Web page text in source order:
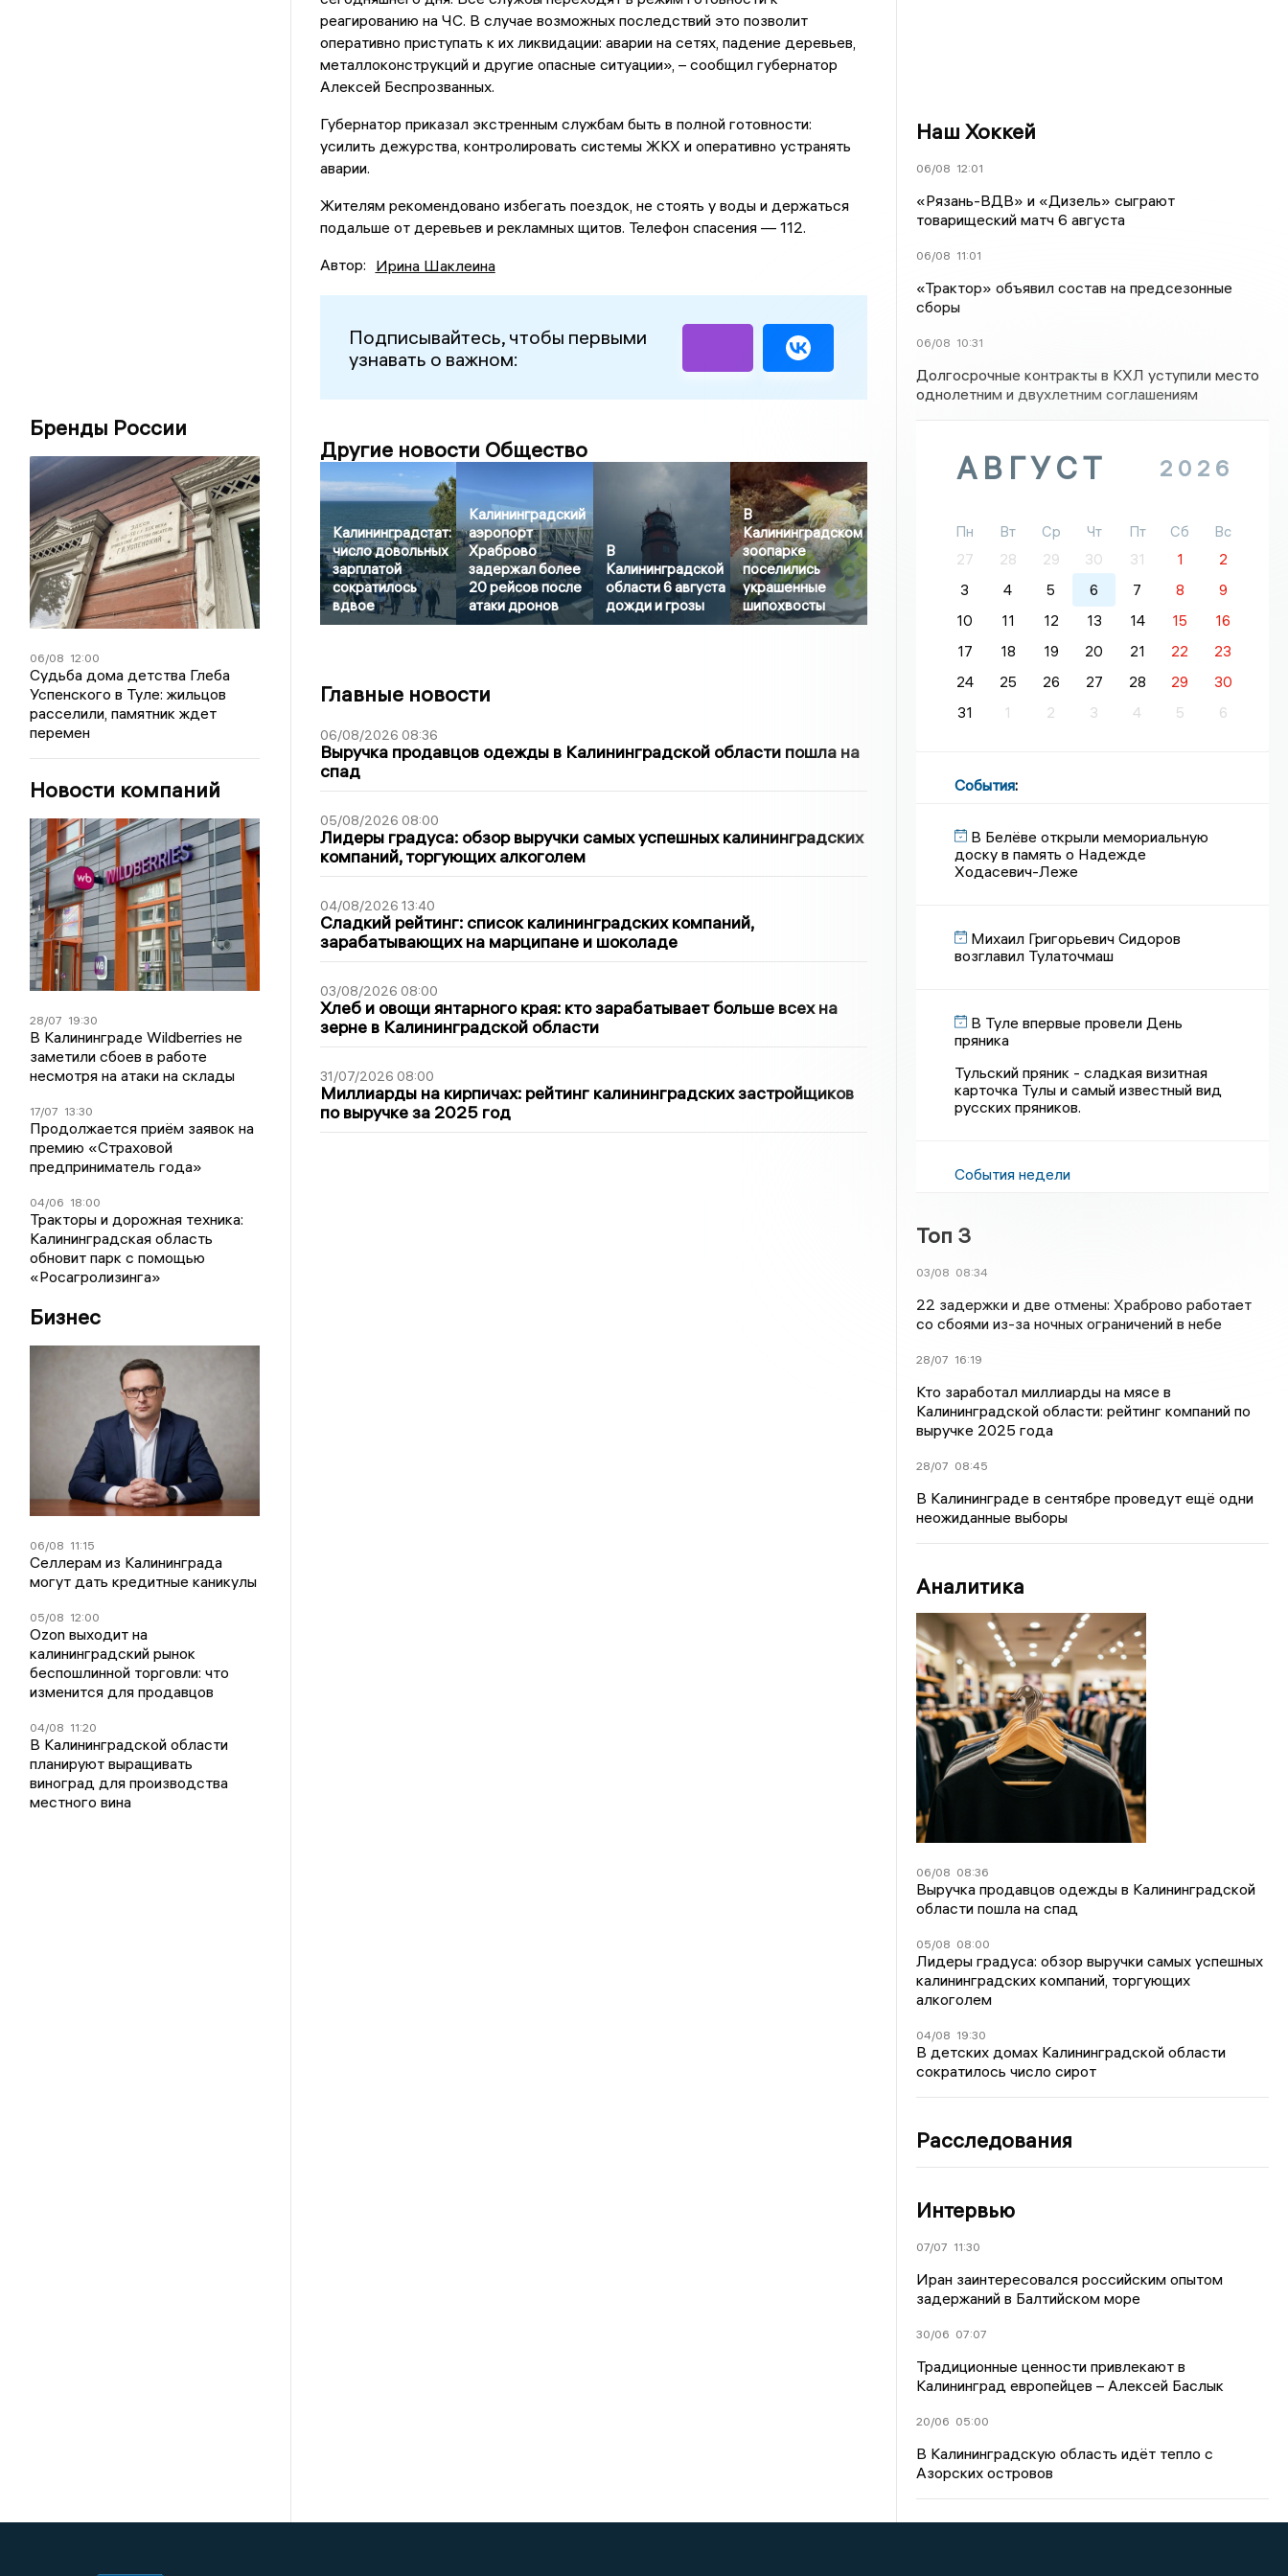
Бренды России
06/08 12:00
Судьба дома детства Глеба
Успенского в Туле: жильцов
расселили, памятник ждет
перемен
Новости компаний
28/07 19:30
В Калининграде Wildberries не
заметили сбоев в работе
несмотря на атаки на склады
17/07 13:30
Продолжается приём заявок на
премию «Страховой
предприниматель года»
04/06 18:00
Тракторы и дорожная техника:
Калининградская область
обновит парк с помощью
«Росагролизинга»
Бизнес
06/08 11:15
Селлерам из Калининграда
могут дать кредитные каникулы
05/08 12:00
Ozon выходит на
калининградский рынок
беспошлинной торговли: что
изменится для продавцов
04/08 11:20
В Калининградской области
планируют выращивать
виноград для производства
местного вина
реагированию на ЧС. В случае возможных последствий это позволит
оперативно приступать к их ликвидации: аварии на сетях, падение деревьев,
металлоконструкций и другие опасные ситуации», – сообщил губернатор
Алексей Беспрозванных.
Губернатор приказал экстренным службам быть в полной готовности:
усилить дежурства, контролировать системы ЖКХ и оперативно устранять
аварии.
Жителям рекомендовано избегать поездок, не стоять у воды и держаться
подальше от деревьев и рекламных щитов. Телефон спасения — 112.
Автор: Ирина Шаклеина
Подписывайтесь, чтобы первыми
узнавать о важном:
Другие новости Общество
Калининградстат:
число довольных
зарплатой
сократилось
вдвое
Калининградский
аэропорт
Храброво
задержал более
20 рейсов после
атаки дронов
В
Калининградской
области 6 августа
дожди и грозы
В
Калининградском
зоопарке
поселились
украшенные
шипохвосты
Главные новости
06/08/2026 08:36
Выручка продавцов одежды в Калининградской области пошла на
спад
05/08/2026 08:00
Лидеры градуса: обзор выручки самых успешных калининградских
компаний, торгующих алкоголем
04/08/2026 13:40
Сладкий рейтинг: список калининградских компаний,
зарабатывающих на марципане и шоколаде
03/08/2026 08:00
Хлеб и овощи янтарного края: кто зарабатывает больше всех на
зерне в Калининградской области
31/07/2026 08:00
Миллиарды на кирпичах: рейтинг калининградских застройщиков
по выручке за 2025 год
Наш Хоккей
06/08 12:01
«Рязань-ВДВ» и «Дизель» сыграют
товарищеский матч 6 августа
06/08 11:01
«Трактор» объявил состав на предсезонные
сборы
06/08 10:31
Долгосрочные контракты в КХЛ уступили место
однолетним и двухлетним соглашениям
АВГУСТ 2026
Пн Вт Ср Чт Пт Сб
Вс
27
28 29 30 31 1
2
3
4 5 6 7 8
9
10
11 12 13 14 15
16
17
18 19 20 21 22
23
24
25 26 27 28 29
30
31
1 2 3 4 5 6
События:
В Белёве открыли мемориальную
доску в память о Надежде
Ходасевич-Леже
Михаил Григорьевич Сидоров
возглавил Тулаточмаш
В Туле впервые провели День
пряника
Тульский пряник - сладкая визитная
карточка Тулы и самый известный вид
русских пряников.
События недели
Топ 3
03/08 08:34
22 задержки и две отмены: Храброво работает
со сбоями из-за ночных ограничений в небе
28/07 16:19
Кто заработал миллиарды на мясе в
Калининградской области: рейтинг компаний по
выручке 2025 года
28/07 08:45
В Калининграде в сентябре проведут ещё одни
неожиданные выборы
Аналитика
06/08 08:36
Выручка продавцов одежды в Калининградской
области пошла на спад
05/08 08:00
Лидеры градуса: обзор выручки самых успешных
калининградских компаний, торгующих
алкоголем
04/08 19:30
В детских домах Калининградской области
сократилось число сирот
Расследования
Интервью
07/07 11:30
Иран заинтересовался российским опытом
задержаний в Балтийском море
30/06 07:07
Традиционные ценности привлекают в
Калининград европейцев – Алексей Баслык
20/06 05:00
В Калининградскую область идёт тепло с
Азорских островов